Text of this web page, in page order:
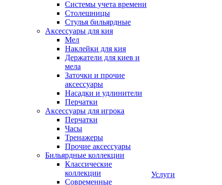
Системы учета времени
Столешницы
Стулья бильярдные
Аксессуары для кия
Мел
Наклейки для кия
Держатели для киев и
мела
Заточки и прочие
аксессуары
Насадки и удлинители
Перчатки
Аксессуары для игрока
Перчатки
Часы
Тренажеры
Прочие аксессуары
Бильярдные коллекции
Классические
коллекции
Современные
Услуги